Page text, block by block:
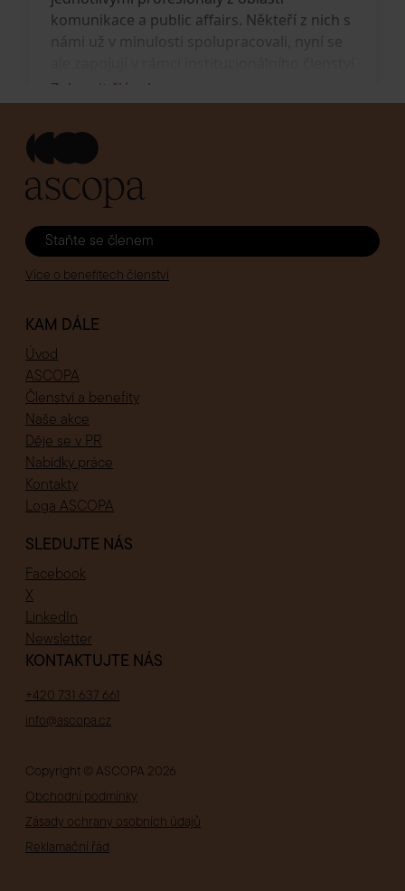
Staňte se členem
Více o benefitech členství
KAM DÁLE
Úvod
ASCOPA
Členství a benefity
Naše akce
Děje se v PR
Nabídky práce
Kontakty
Loga ASCOPA
SLEDUJTE NÁS
Facebook
X
LinkedIn
Newsletter
KONTAKTUJTE NÁS
+420 731 637 661
info@ascopa.cz
Copyright © ASCOPA 2026
Obchodní podmínky
Zásady ochrany osobních údajů
Reklamační řád